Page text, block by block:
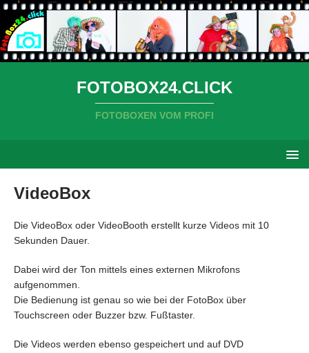
FOTOBOX24.CLICK
FOTOBOXEN VOM PROFI
VideoBox
Die VideoBox oder VideoBooth erstellt kurze Videos mit 10
Sekunden Dauer.
Dabei wird der Ton mittels eines externen Mikrofons
aufgenommen.
Die Bedienung ist genau so wie bei der FotoBox über
Touchscreen oder Buzzer bzw. Fußtaster.
Die Videos werden ebenso gespeichert und auf DVD